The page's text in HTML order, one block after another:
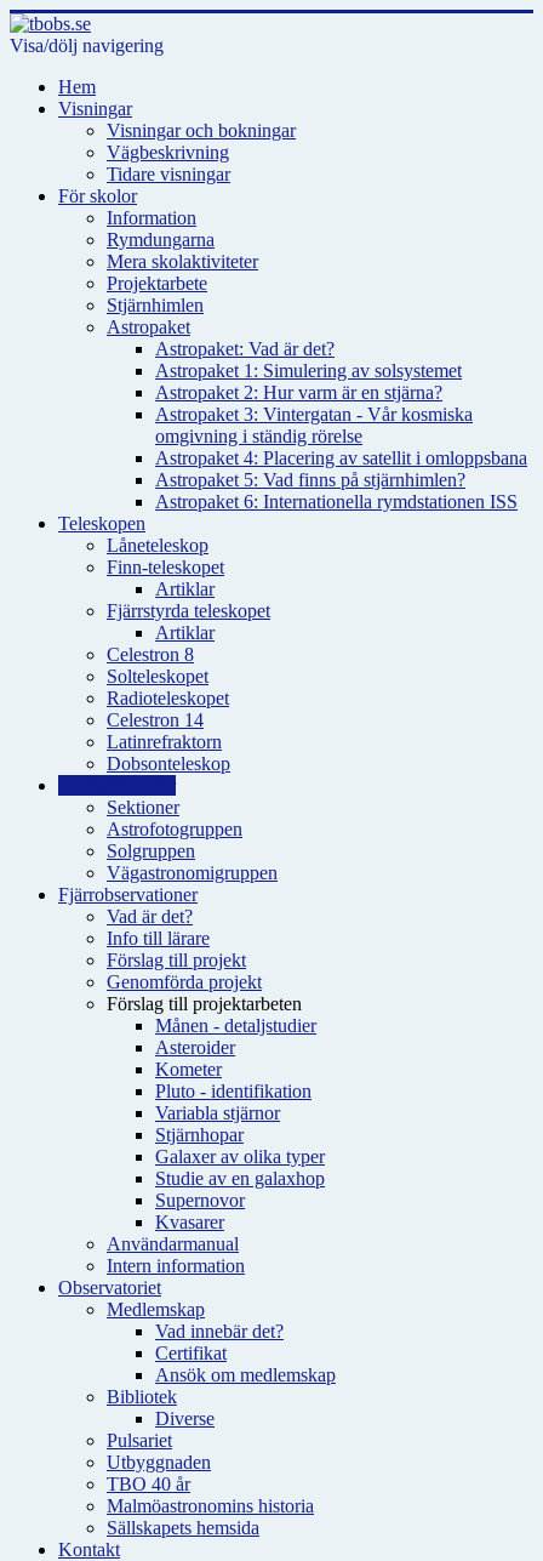
Visa/dölj navigering
Hem
Visningar
Visningar och bokningar
Vägbeskrivning
Tidare visningar
För skolor
Information
Rymdungarna
Mera skolaktiviteter
Projektarbete
Stjärnhimlen
Astropaket
Astropaket: Vad är det?
Astropaket 1: Simulering av solsystemet
Astropaket 2: Hur varm är en stjärna?
Astropaket 3: Vintergatan - Vår kosmiska
omgivning i ständig rörelse
Astropaket 4: Placering av satellit i omloppsbana
Astropaket 5: Vad finns på stjärnhimlen?
Astropaket 6: Internationella rymdstationen ISS
Teleskopen
Låneteleskop
Finn-teleskopet
Artiklar
Fjärrstyrda teleskopet
Artiklar
Celestron 8
Solteleskopet
Radioteleskopet
Celestron 14
Latinrefraktorn
Dobsonteleskop
Sektioner
Astrofotogruppen
Solgruppen
Vägastronomigruppen
Fjärrobservationer
Vad är det?
Info till lärare
Förslag till projekt
Genomförda projekt
Förslag till projektarbeten
Månen - detaljstudier
Asteroider
Kometer
Pluto - identifikation
Variabla stjärnor
Stjärnhopar
Galaxer av olika typer
Studie av en galaxhop
Supernovor
Kvasarer
Användarmanual
Intern information
Observatoriet
Medlemskap
Vad innebär det?
Certifikat
Ansök om medlemskap
Bibliotek
Diverse
Pulsariet
Utbyggnaden
TBO 40 år
Malmöastronomins historia
Sällskapets hemsida
Kontakt